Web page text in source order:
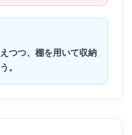
つつ、棚を用いて収納
。